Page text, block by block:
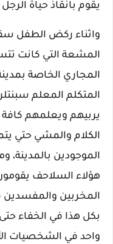
يقوم بانقاذ حياة
واثناء ركض الطفل
المشعة التي كانت
المجاري الخاصة
المتكلم المعلم
يربيهم ويعلمهم كافة
الكلام والمشي حتي
الموجودين بالمدينة،
هؤلاء السلاحف
المخربين والمفسدين
بكل هذا في الخفاء
واحد في الشخصيات